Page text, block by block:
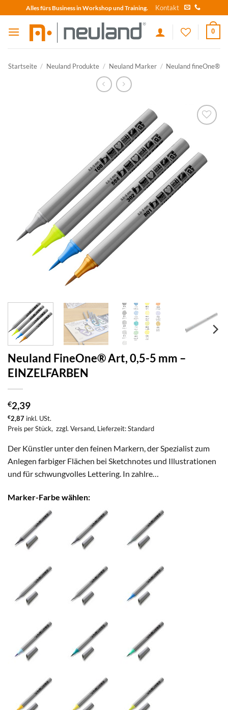
to
content
Alles fürs Business in Workshop und Training. Kontakt
0
Startseite / Neuland Produkte / Neuland Marker / Neuland fineOne®
Merkzettel
hinzufügen
Neuland FineOne® Art, 0,5-5 mm –
EINZELFARBEN
€2,39
€2,87 inkl. USt.
Preis per Stück, zzgl. Versand, Lieferzeit: Standard
Der Künstler unter den feinen Markern, der Spezialist zum
Anlegen farbiger Flächen bei Sketchnotes und Illustrationen
und für schwungvolles Lettering. In zahlre…
Marker-Farbe wählen: